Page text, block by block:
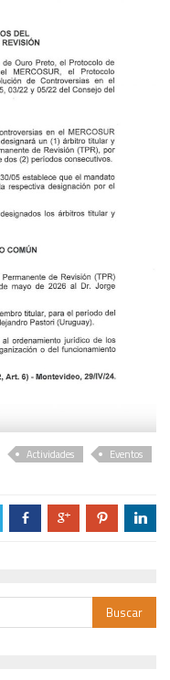
Actividades Eventos
b c d j